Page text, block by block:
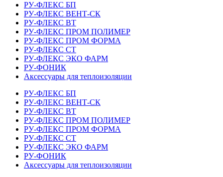
РУ-ФЛЕКС БП
РУ-ФЛЕКС ВЕНТ-СК
РУ-ФЛЕКС ВТ
РУ-ФЛЕКС ПРОМ ПОЛИМЕР
РУ-ФЛЕКС ПРОМ ФОРМА
РУ-ФЛЕКС СТ
РУ-ФЛЕКС ЭКО ФАРМ
РУ-ФОНИК
Аксессуары для теплоизоляции
РУ-ФЛЕКС БП
РУ-ФЛЕКС ВЕНТ-СК
РУ-ФЛЕКС ВТ
РУ-ФЛЕКС ПРОМ ПОЛИМЕР
РУ-ФЛЕКС ПРОМ ФОРМА
РУ-ФЛЕКС СТ
РУ-ФЛЕКС ЭКО ФАРМ
РУ-ФОНИК
Аксессуары для теплоизоляции